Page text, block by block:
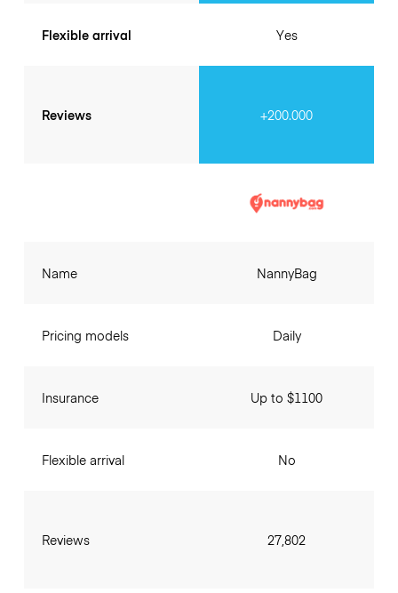
Flexible arrival
Reviews
Yes
+200.000
Name
Pricing models
Insurance
Flexible arrival
Reviews
NannyBag
Daily
Up to $1100
No
27,802